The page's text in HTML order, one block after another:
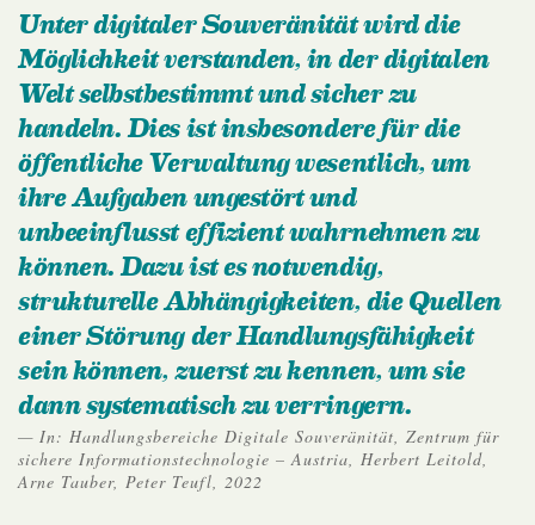
Unter digitaler Souveränität wird die
Möglichkeit verstanden, in der digitalen
Welt selbstbestimmt und sicher zu
handeln. Dies ist insbesondere für die
öffentliche Verwaltung wesentlich, um
ihre Aufgaben ungestört und
unbeeinflusst effizient wahrnehmen zu
können. Dazu ist es notwendig,
strukturelle Abhängigkeiten, die Quellen
einer Störung der Handlungsfähigkeit
sein können, zuerst zu kennen, um sie
dann systematisch zu verringern.
In: Handlungsbereiche Digitale Souveränität, Zentrum für
sichere Informationstechnologie – Austria, Herbert Leitold,
Arne Tauber, Peter Teufl, 2022